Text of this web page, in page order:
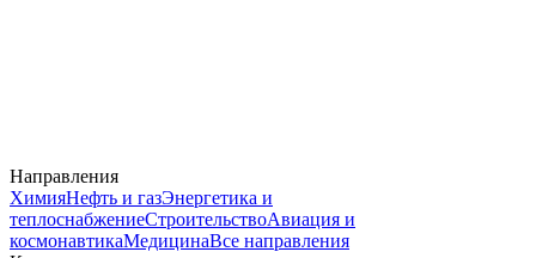
Направления
ХимияНефть и газЭнергетика и
теплоснабжениеСтроительствоАвиация и
космонавтикаМедицинаВсе направления